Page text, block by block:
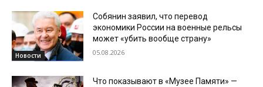
Новости
Собянин заявил, что перевод
экономики России на военные рельсы
может «убить вообще страну»
05.08.2026
Что показывают в «Музее Памяти» —